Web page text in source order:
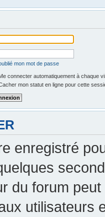
mon mot de passe
connecter automatiquement à chaque
mon statut en ligne pour cette
enregistré
du forum
utilisateurs